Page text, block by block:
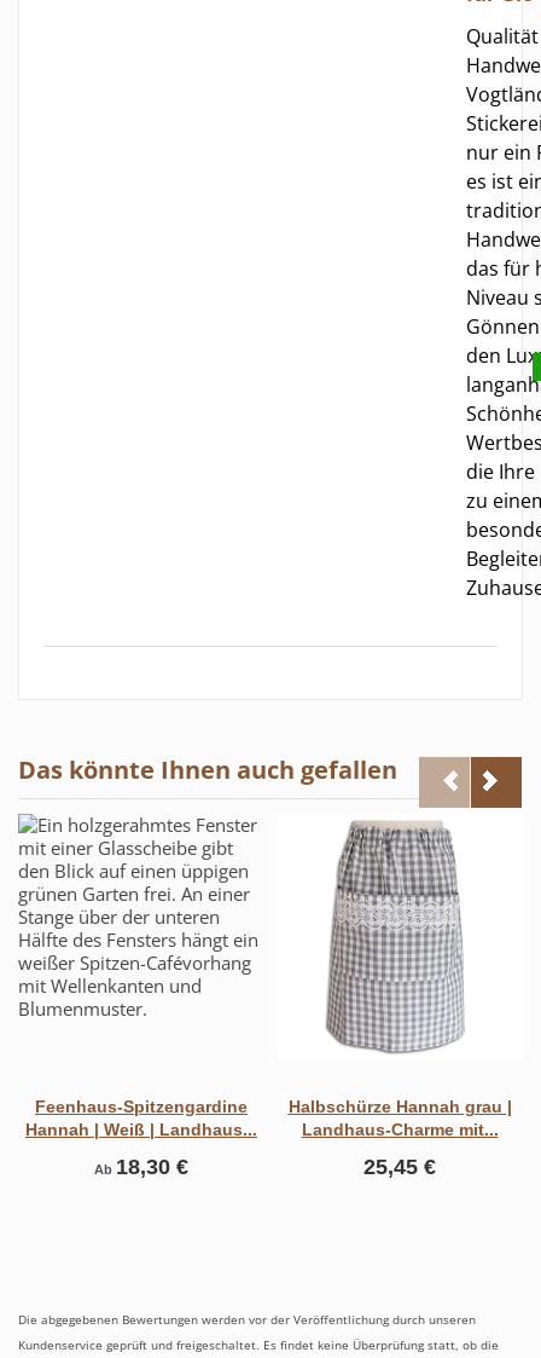
nur ein
es ist
das für
Niveau
den
die Ihre
zu
Das könnte Ihnen auch gefallen
Feenhaus-Spitzengardine
Hannah | Weiß | Landhaus...
Ab 18,30 €
Halbschürze Hannah grau |
Landhaus-Charme mit...
25,45 €
Die abgegebenen Bewertungen werden vor der Veröffentlichung durch unseren
Kundenservice geprüft und freigeschaltet. Es findet keine Überprüfung statt, ob die